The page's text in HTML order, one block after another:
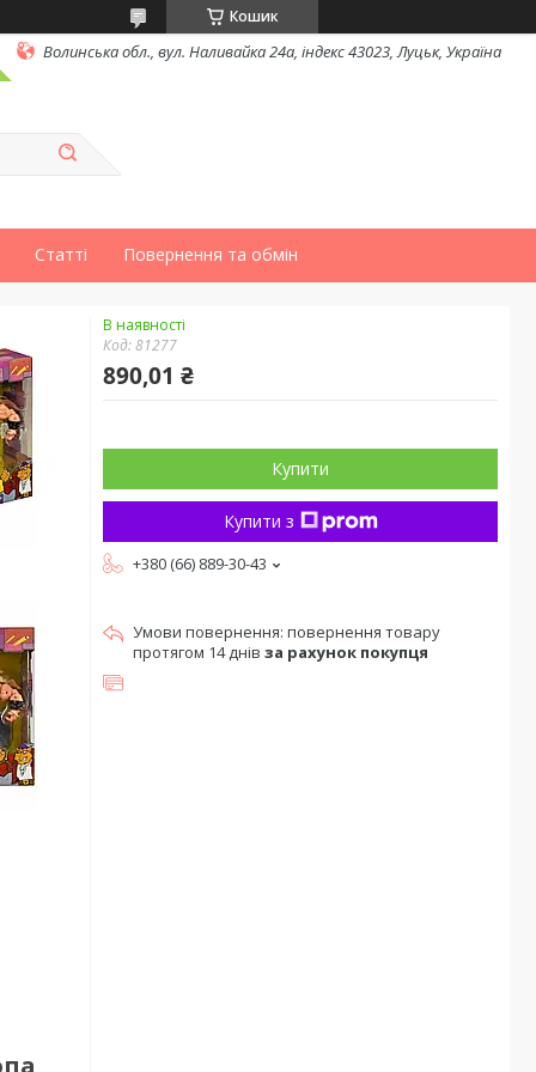
Кошик
Волинська обл., вул. Наливайка 24а, індекс 43023, Луцьк, Україна
Статті Повернення та обмін
В наявності
Код:81277
890,01 ₴
Купити
Купити з
+380 (66) 889-30-43
повернення товару
протягом 14 днів за рахунок покупця